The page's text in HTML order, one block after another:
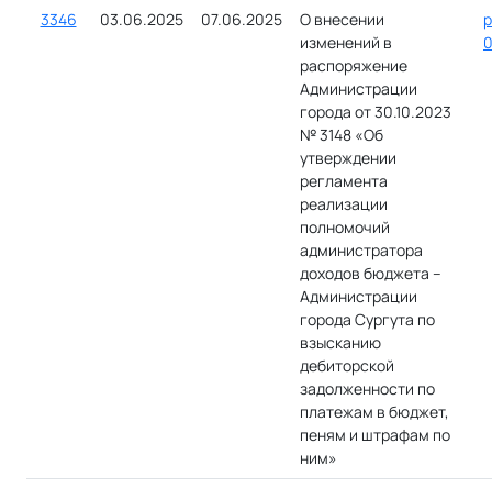
3346 03.06.2025 07.06.2025
О внесении
изменений в
распоряжение
Администрации
города от 30.10.2023
№ 3148 «Об
утверждении
регламента
реализации
полномочий
администратора
доходов бюджета –
Администрации
города Сургута по
взысканию
дебиторской
задолженности по
платежам в бюджет,
пеням и штрафам по
ним»